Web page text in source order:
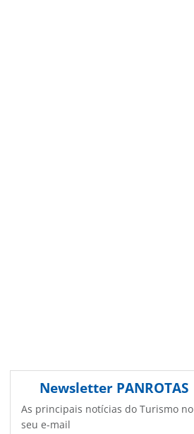
Newsletter PANROTAS
As principais notícias do Turismo no
seu e-mail